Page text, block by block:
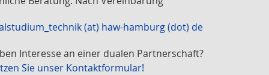
(at) haw-hamburg (dot) de
Interesse an einer dualen Partnerschaft?
Sie unser Kontaktformular!